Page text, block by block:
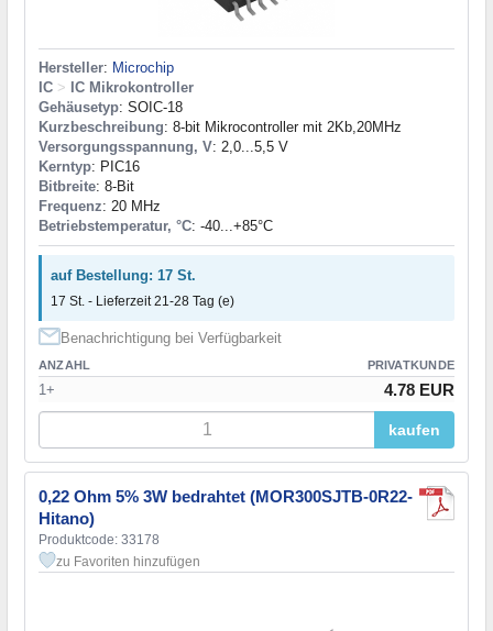
Hersteller: Microchip
IC > IC Mikrokontroller
Gehäusetyp: SOIC-18
Kurzbeschreibung: 8-bit Mikrocontroller mit 2Kb,20MHz
Versorgungsspannung, V: 2,0...5,5 V
Kerntyp: PIC16
Bitbreite: 8-Bit
Frequenz: 20 MHz
Betriebstemperatur, °C: -40...+85°C
auf Bestellung: 17 St.
17 St. - Lieferzeit 21-28 Tag (e)
Benachrichtigung bei Verfügbarkeit
ANZAHL PRIVATKUNDE
1+ 4.78 EUR
kaufen
0,22 Ohm 5% 3W bedrahtet (MOR300SJTB-0R22-
Hitano)
Produktcode: 33178
zu Favoriten hinzufügen